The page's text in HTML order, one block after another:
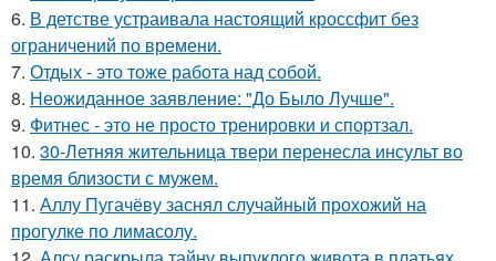
6. В детстве устраивала настоящий кроссфит без
ограничений по времени.
7. Отдых - это тоже работа над собой.
8. Неожиданное заявление: "До Было Лучше".
9. Фитнес - это не просто тренировки и спортзал.
10. 30-Летняя жительница твери перенесла инсульт во
время близости с мужем.
11. Аллу Пугачёву заснял случайный прохожий на
прогулке по лимасолу.